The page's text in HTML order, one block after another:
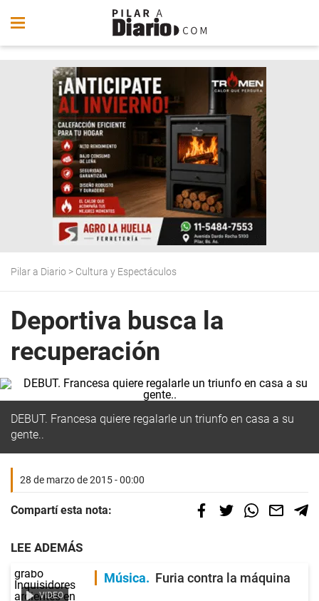
Pilar a Diario > Cultura y Espectáculos
Deportiva busca la
recuperación
DEBUT. Francesa quiere regalarle un triunfo en casa a su
gente..
28 de marzo de 2015 - 00:00
Compartí esta nota:
LEE ADEMÁS
VIDEO
Música Furia contra la máquina